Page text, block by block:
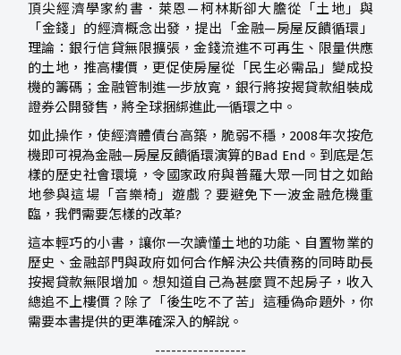
頂尖經濟學家約書．萊恩—柯林斯卻大膽從「土地」與
「金錢」的經濟概念出發，提出「金融—房屋反饋循環」
理論：銀行信貸無限擴張，金錢流進不可再生、限量供應
的土地，推高樓價，更促使房屋從「民生必需品」變成投
機的籌碼；金融管制進一步放寬，銀行將按揭貸款組裝成
證券公開發售，將全球捆綁進此一循環之中。
如此操作，使經濟體債台高築，脆弱不穩，2008年次按危
機即可視為金融—房屋反饋循環演算的Bad End。到底是怎
樣的歷史社會環境，令國家政府與普羅大眾一同甘之如飴
地參與這場「音樂椅」遊戲？要避免下一波金融危機重
臨，我們需要怎樣的改革?
這本輕巧的小書，讓你一次讀懂土地的功能、自置物業的
歷史、金融部門與政府如何合作解決公共債務的同時助長
按揭貸款無限增加。想知道自己為甚麼買不起房子，收入
總追不上樓價？除了「後生吃不了苦」這種偽命題外，你
需要本書提供的更準確深入的解說。
-----------------